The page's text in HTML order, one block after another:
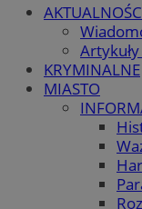
KRYMINALNE
MIASTO